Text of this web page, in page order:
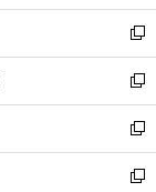
ウ
で
開
く
ン
ド
ウ
で
開
く
新
し
い
ウ
ィ
ン
ド
新
し
い
ウ
ィ
新
し
い
新